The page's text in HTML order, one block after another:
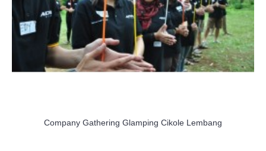
Company Gathering Glamping Cikole Lembang